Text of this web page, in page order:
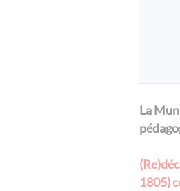
La
1805)